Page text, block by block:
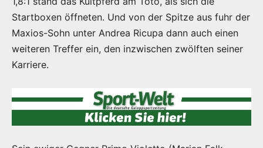
Startboxen öffneten. Und von der Spitze aus fuhr der
Maxios-Sohn unter Andrea Ricupa dann auch einen
weiteren Treffer ein, den inzwischen zwölften seiner
Karriere.